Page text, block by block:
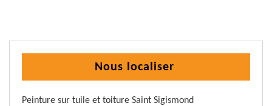
Nous localiser
Peinture sur tuile et toiture Saint Sigismond